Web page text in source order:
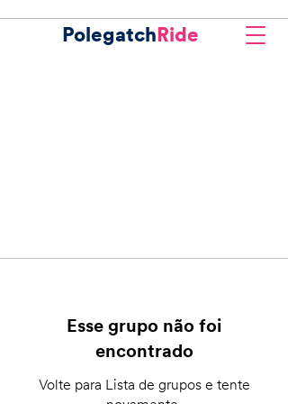
PolegatchRide
Esse grupo não foi
encontrado
Volte para Lista de grupos e tente